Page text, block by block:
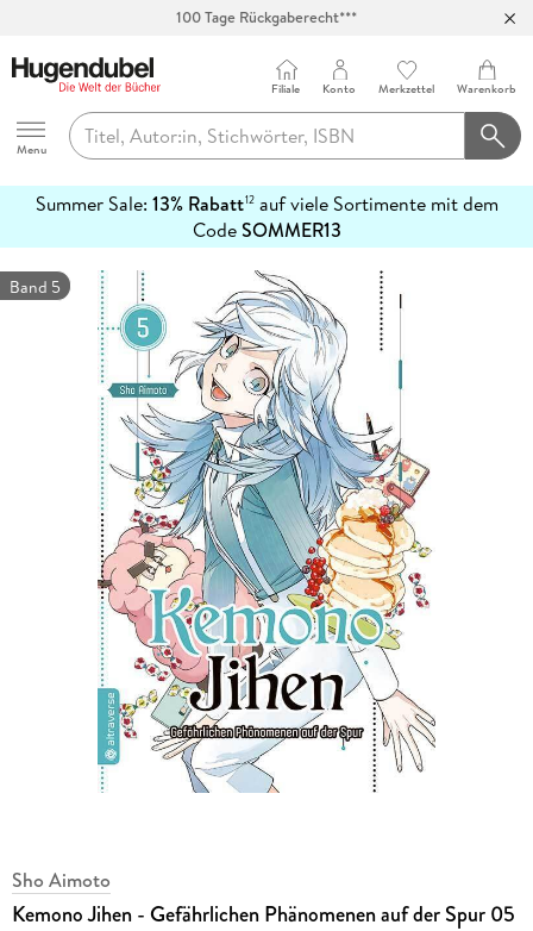
100 Tage Rückgaberecht***
Hugendubel
Menu
Filiale Konto Merkzettel Warenkorb
Summer Sale: 13% Rabatt12auf viele Sortimente mit dem
CodeSOMMER13
erfahren
Band 5
Sho Aimoto
Kemono Jihen - Gefährlichen Phänomenen auf der Spur 05